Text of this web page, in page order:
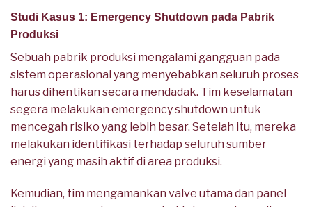
Studi Kasus 1: Emergency Shutdown pada Pabrik
Produksi
Sebuah pabrik produksi mengalami gangguan pada
sistem operasional yang menyebabkan seluruh proses
harus dihentikan secara mendadak. Tim keselamatan
segera melakukan emergency shutdown untuk
mencegah risiko yang lebih besar. Setelah itu, mereka
melakukan identifikasi terhadap seluruh sumber
energi yang masih aktif di area produksi.
Kemudian, tim mengamankan valve utama dan panel